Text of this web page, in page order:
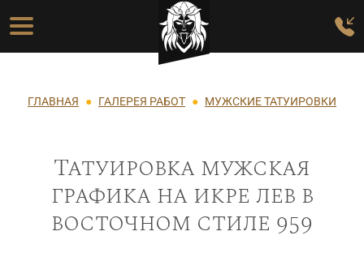
Перейти к основному содержанию
Основная навигация
Строка навигации
ГЛАВНАЯ ГАЛЕРЕЯ РАБОТ МУЖСКИЕ ТАТУИРОВКИ
Татуировка мужская
графика на икре лев в
восточном стиле 959